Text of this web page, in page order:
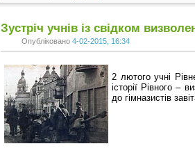
Зустріч учнів із свідком
Опубліковано 4-02-2015, 16:34
2 лютого учні
історії Рівного –
до гімназистів